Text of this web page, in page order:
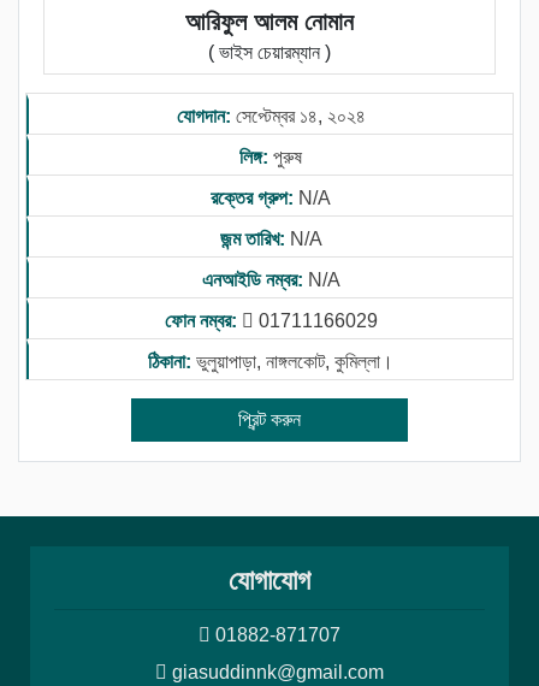
আরিফুল আলম নোমান
( ভাইস চেয়ারম্যান )
যোগদান: সেপ্টেম্বর ১৪, ২০২৪
লিঙ্গ: পুরুষ
রক্তের গ্রুপ: N/A
জন্ম তারিখ: N/A
এনআইডি নম্বর: N/A
ফোন নম্বর:
01711166029
ঠিকানা: ভুলুয়াপাড়া, নাঙ্গলকোট, কুমিল্লা।
প্রিন্ট করুন
যোগাযোগ
01882-871707
giasuddinnk@gmail.com